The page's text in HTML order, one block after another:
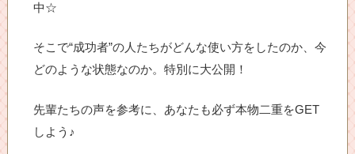
中☆
そこで“成功者”の人たちがどんな使い方をしたのか、今
どのような状態なのか。特別に大公開！
先輩たちの声を参考に、あなたも必ず本物二重をGET
しよう♪